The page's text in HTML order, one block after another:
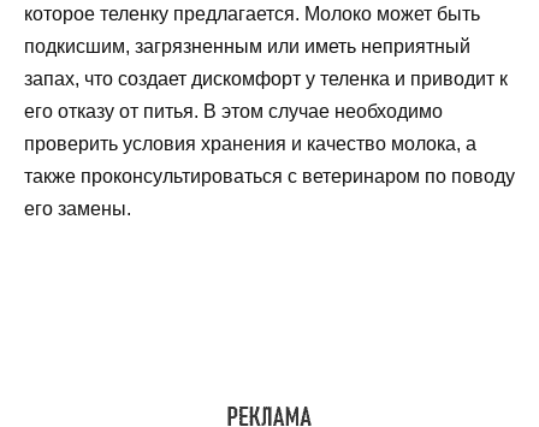
которое теленку предлагается. Молоко может быть
подкисшим, загрязненным или иметь неприятный
запах, что создает дискомфорт у теленка и приводит к
его отказу от питья. В этом случае необходимо
проверить условия хранения и качество молока, а
также проконсультироваться с ветеринаром по поводу
его замены.